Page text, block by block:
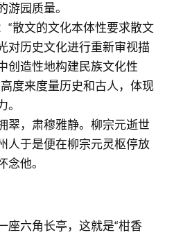
游园质量。
“散文的文化本体性要求散文
对历史文化进行重新审视描
创造性地构建民族文化性
度来度量历史和古人，体现
翠，肃穆雅静。柳宗元逝世
人于是便在柳宗元灵枢停放
他。
座六角长亭，这就是“柑香